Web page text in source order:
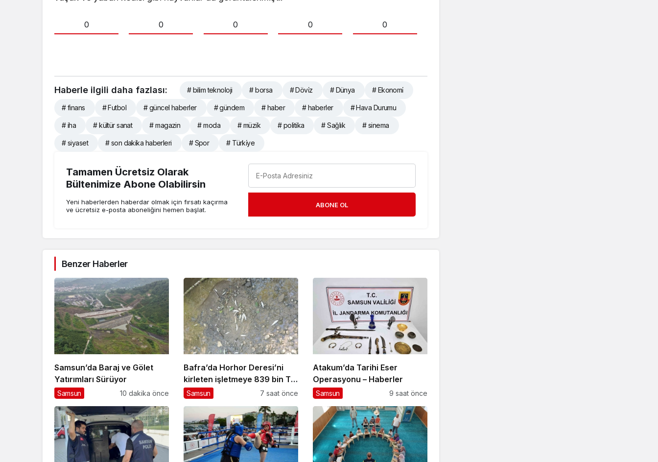
0 0 0 0 0
Haberle ilgili daha fazlası: # bilim teknoloji # borsa # Dövi̇z # Dünya # Ekonomi̇
# finans # Futbol # güncel haberler # gündem # haber # haberler # Hava Durumu
# iha # kültür sanat # magazin # moda # müzik # politika # Sağlık # sinema
# siyaset # son dakika haberleri # Spor # Türki̇ye
Tamamen Ücretsiz Olarak
Bültenimize Abone Olabilirsin
Yeni haberlerden haberdar olmak için fırsatı kaçırma
ve ücretsiz e-posta aboneliğini hemen başlat.
ABONE OL
Benzer Haberler
Samsun’da Baraj ve Gölet
Yatırımları Sürüyor
Samsun 10 dakika önce
Bafra’da Horhor Deresi’ni
kirleten işletmeye 839 bin TL
ceza
Samsun 7 saat önce
Atakum’da Tarihi Eser
Operasyonu – Haberler
Samsun 9 saat önce